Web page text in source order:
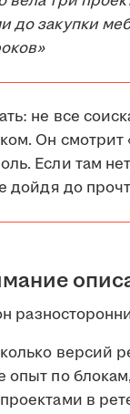
до закупки
не все
Он смотрит
Если там
дойдя до
версий
опыт по
в